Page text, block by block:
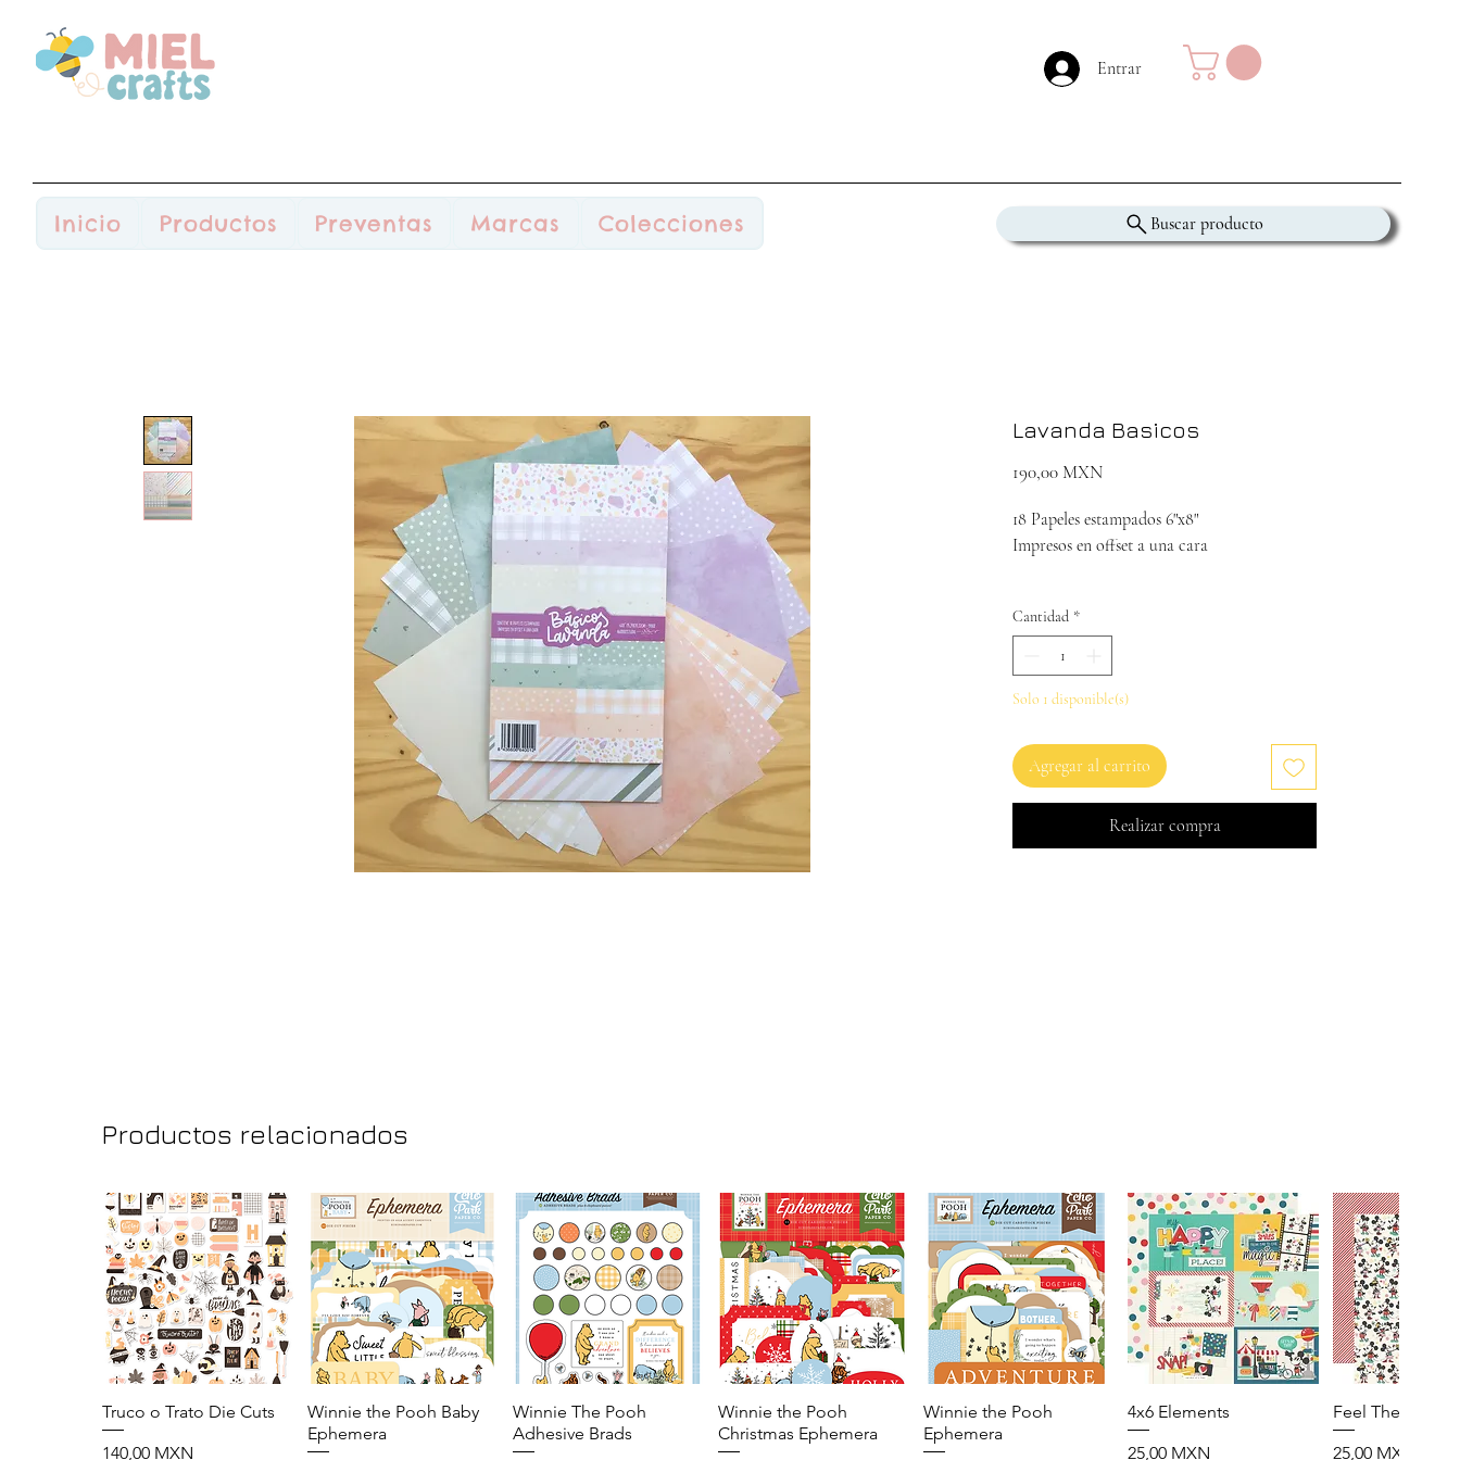
Entrar
Inicio Productos Preventas Marcas Colecciones Buscar producto
Lavanda Basicos
190,00 MXNPrecio
18 Papeles estampados 6"x8"
Impresos en offset a una cara
Cantidad *
Solo 1 disponible(s)
Agregar al carrito
Realizar compra
Productos relacionados
Vista rápida
Truco o Trato Die Cuts
Precio
140,00 MXN
Vista rápida
Winnie the Pooh Baby
Ephemera
Vista rápida
Winnie The Pooh
Adhesive Brads
Vista rápida
Winnie the Pooh
Christmas Ephemera
Vista rápida
Winnie the Pooh
Ephemera
Vista rápida
4x6 Elements
Precio
25,00 MXN
Vista
Feel The Magic
Precio
25,00 MXN